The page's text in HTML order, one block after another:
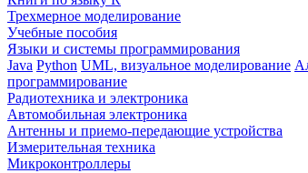
Трехмерное моделирование
Учебные пособия
Языки и системы программирования
Java Python UML, визуальное моделирование
программирование
Радиотехника и электроника
Автомобильная электроника
Антенны и приемо-передающие устройства
Измерительная техника
Микроконтроллеры